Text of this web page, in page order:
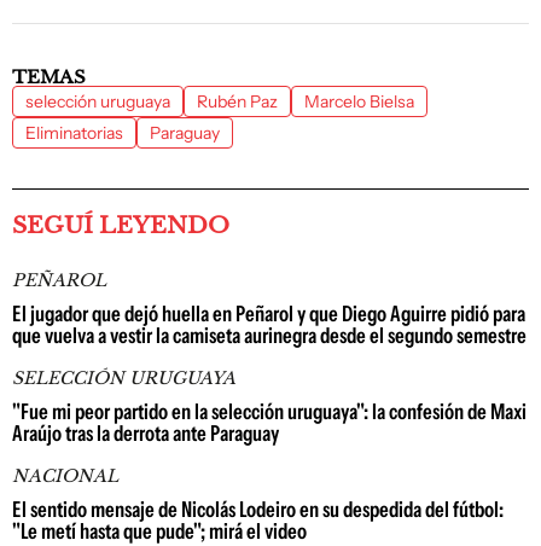
TEMAS
selección uruguaya Rubén Paz
Marcelo Bielsa
Eliminatorias
Paraguay
SEGUÍ LEYENDO
PEÑAROL
El jugador que dejó huella en Peñarol y que Diego Aguirre pidió para
que vuelva a vestir la camiseta aurinegra desde el segundo semestre
SELECCIÓN URUGUAYA
"Fue mi peor partido en la selección uruguaya": la confesión de Maxi
Araújo tras la derrota ante Paraguay
NACIONAL
El sentido mensaje de Nicolás Lodeiro en su despedida del fútbol:
"Le metí hasta que pude"; mirá el video